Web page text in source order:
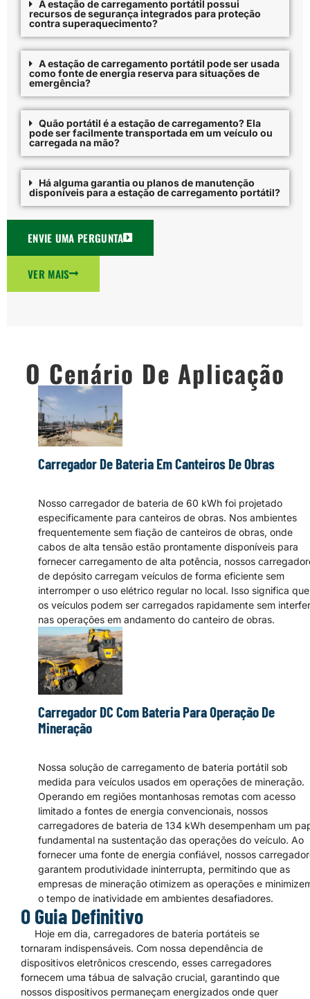
A estação de carregamento portátil possui
recursos de segurança integrados para proteção
contra superaquecimento?
A estação de carregamento portátil pode ser usada
como fonte de energia reserva para situações de
emergência?
Quão portátil é a estação de carregamento? Ela
pode ser facilmente transportada em um veículo ou
carregada na mão?
Há alguma garantia ou planos de manutenção
disponíveis para a estação de carregamento portátil?
ENVIE UMA PERGUNTA
VER MAIS
O Cenário De Aplicação
Carregador De Bateria Em Canteiros De Obras
Nosso carregador de bateria de 60 kWh foi projetado
especificamente para canteiros de obras. Nos ambientes
frequentemente sem fiação de canteiros de obras, onde
cabos de alta tensão estão prontamente disponíveis para
fornecer carregamento de alta potência, nossos
de depósito carregam veículos de forma eficiente sem
interromper o uso elétrico regular no local. Isso significa que
os veículos podem ser carregados rapidamente sem
nas operações em andamento do canteiro de obras.
Carregador DC Com Bateria Para Operação De
Mineração
Nossa solução de carregamento de bateria portátil sob
medida para veículos usados em operações de mineração.
Operando em regiões montanhosas remotas com acesso
limitado a fontes de energia convencionais, nossos
carregadores de bateria de 134 kWh desempenham um
fundamental na sustentação das operações do veículo. Ao
fornecer uma fonte de energia confiável, nossos
garantem produtividade ininterrupta, permitindo que as
empresas de mineração otimizem as operações e
o tempo de inatividade em ambientes desafiadores.
O Guia Definitivo
Hoje em dia, carregadores de bateria portáteis se
tornaram indispensáveis. Com nossa dependência de
dispositivos eletrônicos crescendo, esses carregadores
fornecem uma tábua de salvação crucial, garantindo que
nossos dispositivos permaneçam energizados onde quer